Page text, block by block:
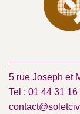
5 rue Joseph et
Tel : 01 44 31 16